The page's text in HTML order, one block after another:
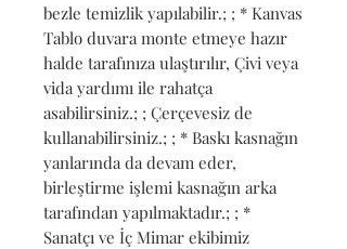
bezle temizlik yapılabilir.; ; * Kanvas
Tablo duvara monte etmeye hazır
halde tarafınıza ulaştırılır, Çivi veya
vida yardımı ile rahatça
asabilirsiniz.; ; Çerçevesiz de
kullanabilirsiniz.; ; * Baskı kasnağın
yanlarında da devam eder,
birleştirme işlemi kasnağın arka
tarafından yapılmaktadır.; ; *
Sanatçı ve İç Mimar ekibimiz